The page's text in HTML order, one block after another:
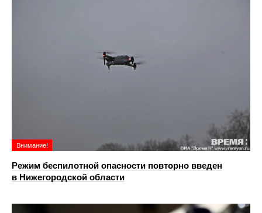
Внимание!
Режим беспилотной опасности повторно введен
в Нижегородской области